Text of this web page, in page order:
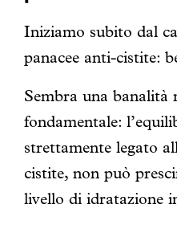
Iniziamo subito dal
panacee anti-cistite:
Sembra una banalità
fondamentale:
strettamente legato
cistite, non può
livello di idratazione